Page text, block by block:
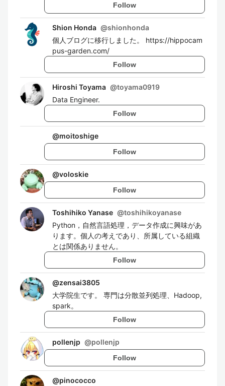
Follow
Shion Honda @shionhonda
個人ブログに移行しました。 https://hippocam
pus-garden.com/
Follow
Hiroshi Toyama @toyama0919
Data Engineer.
Follow
@moitoshige
Follow
@voloskie
Follow
Toshihiko Yanase @toshihikoyanase
Python，自然言語処理，データ作成に興味があ
ります。個人の考えであり、所属している組織
とは関係ありません。
Follow
@zensai3805
大学院生です。 専門は分散並列処理、Hadoop,
spark。
Follow
pollenjp @pollenjp
Follow
@pinococco